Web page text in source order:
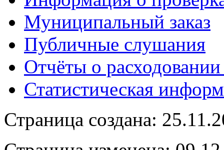
Муниципальный заказ
Публичные слушания
Отчёты о
Статистическая
Страница создана: